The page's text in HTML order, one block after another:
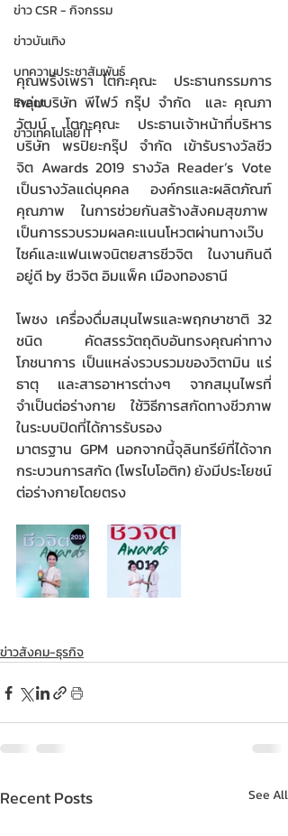
ข่าว CSR - กิจกรรม
ข่าวบันเทิง
บทความประชาสัมพันธ์
Event
ข่าวเทคโนโลยี IT
คุณพริ้งเพรา โตกะคุณะ  ประธานกรรมการ
กลุ่มบริษัท พีไฟว์ กรุ๊ป จำกัด  และ คุณภา
วัฒน์ โตกะคุณะ ประธานเจ้าหน้าที่บริหาร
บริษัท พรปิยะกรุ๊ป จำกัด เข้ารับรางวัลชีว
จิต Awards 2019 รางวัล Reader’s Vote
เป็นรางวัลแด่บุคคล องค์กรและผลิตภัณฑ์
คุณภาพ ในการช่วยกันสร้างสังคมสุขภาพ
เป็นการรวบรวมผลคะแนนโหวตผ่านทางเว๊บ
ไซค์และแฟนเพจนิตยสารชีวจิต ในงานกินดี
อยู่ดี by ชีวจิต อิมแพ็ค เมืองทองธานี
โพชง เครื่องดื่มสมุนไพรและพฤกษาชาติ 32
ชนิด คัดสรรวัตถุดิบอันทรงคุณค่าทาง
โภชนาการ เป็นแหล่งรวบรวมของวิตามิน แร่
ธาตุ และสารอาหารต่างๆ จากสมุนไพรที่
จำเป็นต่อร่างกาย ใช้วิธีการสกัดทางชีวภาพ
ในระบบปิดที่ได้การรับรอง
มาตรฐาน GPM นอกจากนี้จุลินทรีย์ที่ได้จาก
กระบวนการสกัด (โพรไบโอติก) ยังมีประโยชน์
ต่อร่างกายโดยตรง
ข่าวสังคม-ธุรกิจ
Recent Posts See All